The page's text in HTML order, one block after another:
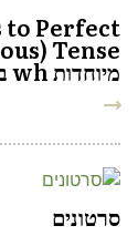
to Perfect
מיוחדות wh במבנה מושלם מתמשך לזמן עתיד
סרטונים